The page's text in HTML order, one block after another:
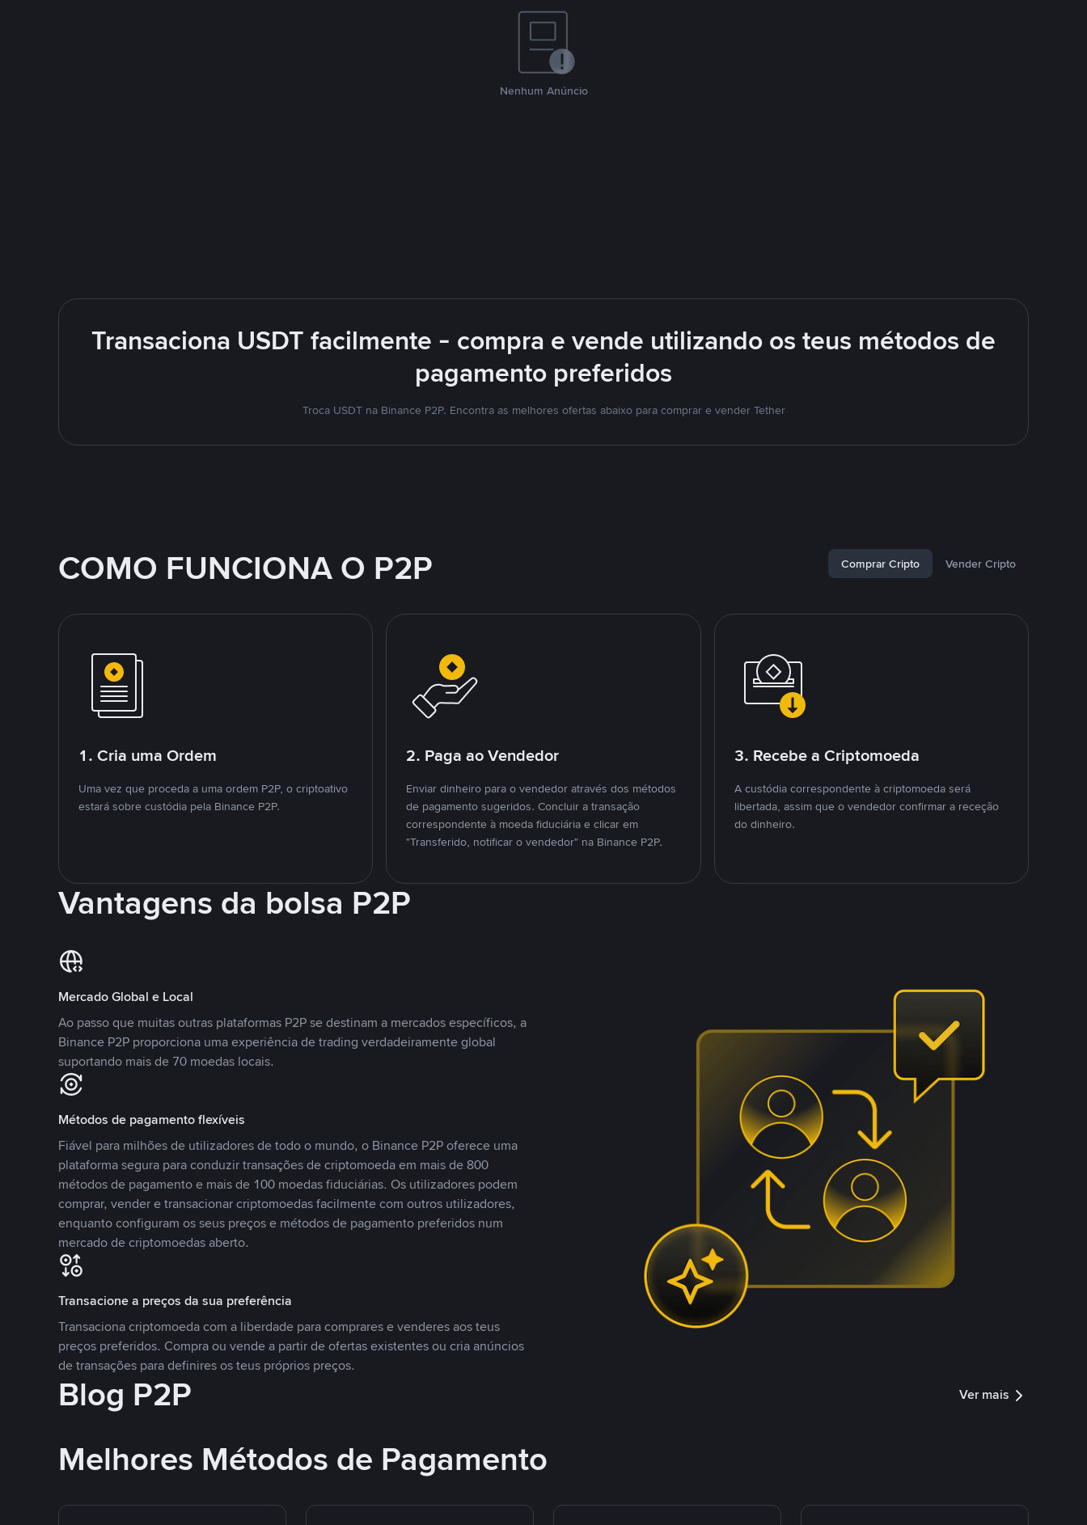
Nenhum Anúncio
Transaciona USDT facilmente - compra e vende utilizando os teus métodos de
pagamento preferidos
Troca USDT na Binance P2P. Encontra as melhores ofertas abaixo para comprar e vender Tether
COMO FUNCIONA O P2P Comprar Cripto Vender Cripto
1. Cria uma Ordem
Uma vez que proceda a uma ordem P2P, o criptoativo
estará sobre custódia pela Binance P2P.
2. Paga ao Vendedor
Enviar dinheiro para o vendedor através dos métodos
de pagamento sugeridos. Concluir a transação
correspondente à moeda fiduciária e clicar em
"Transferido, notificar o vendedor" na Binance P2P.
3. Recebe a Criptomoeda
A custódia correspondente à criptomoeda será
libertada, assim que o vendedor confirmar a receção
do dinheiro.
Vantagens da bolsa P2P
Mercado Global e Local
Ao passo que muitas outras plataformas P2P se destinam a mercados específicos, a
Binance P2P proporciona uma experiência de trading verdadeiramente global
suportando mais de 70 moedas locais.
Métodos de pagamento flexíveis
Fiável para milhões de utilizadores de todo o mundo, o Binance P2P oferece uma
plataforma segura para conduzir transações de criptomoeda em mais de 800
métodos de pagamento e mais de 100 moedas fiduciárias. Os utilizadores podem
comprar, vender e transacionar criptomoedas facilmente com outros utilizadores,
enquanto configuram os seus preços e métodos de pagamento preferidos num
mercado de criptomoedas aberto.
Transacione a preços da sua preferência
Transaciona criptomoeda com a liberdade para comprares e venderes aos teus
preços preferidos. Compra ou vende a partir de ofertas existentes ou cria anúncios
de transações para definires os teus próprios preços.
Blog P2P Ver mais
Melhores Métodos de Pagamento